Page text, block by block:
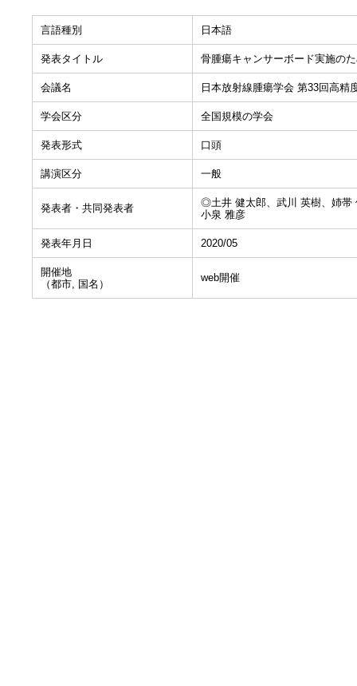
言語種別 日本語
発表タイトル 骨腫瘍キャンサーボード実施の
会議名 日本放射線腫瘍学会 第33回高精
学会区分 全国規模の学会
発表形式 口頭
講演区分 一般
発表者・共同発表者
◎土井 健太郎、武川 英樹、姉帯
小泉 雅彦
発表年月日 2020/05
開催地
（都市, 国名）
web開催